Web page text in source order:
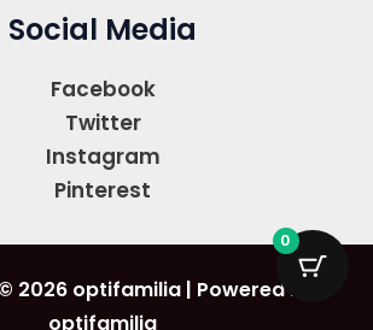
Social Media
Facebook
Twitter
Instagram
Pinterest
2026 optifamilia | Powered by
optifamilia
0